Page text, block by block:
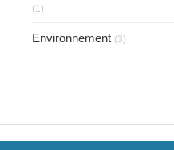
(1)
Environnement (3)